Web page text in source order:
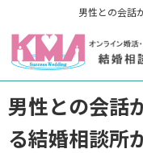
男性との会話
男性との会話
る結婚相談所